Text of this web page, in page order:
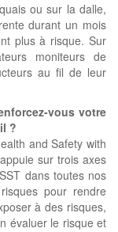
ou sur la dalle,
durant un mois
plus à risque. Sur
moniteurs de
au fil de leur
vous votre
?
and Safety with
sur trois axes
dans toutes nos
pour rendre
à des risques,
évaluer le risque et